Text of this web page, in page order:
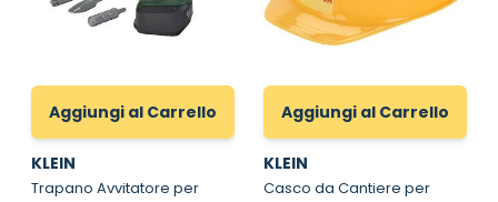
Aggiungi al Carrello
KLEIN
Trapano Avvitatore per
Aggiungi al Carrello
KLEIN
Casco da Cantiere per